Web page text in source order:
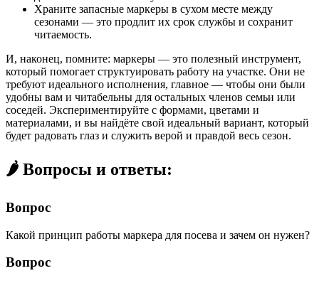
Храните запасные маркеры в сухом месте между
сезонами — это продлит их срок службы и сохранит
читаемость.
И, наконец, помните: маркеры — это полезный инструмент,
который помогает структуировать работу на участке. Они не
требуют идеального исполнения, главное — чтобы они были
удобны вам и читабельны для остальных членов семьи или
соседей. Экспериментируйте с формами, цветами и
материалами, и вы найдёте свой идеальный вариант, который
будет радовать глаз и служить верой и правдой весь сезон.
🌶️ Вопросы и ответы:
Вопрос
Какой принцип работы маркера для посева и зачем он нужен?
Вопрос